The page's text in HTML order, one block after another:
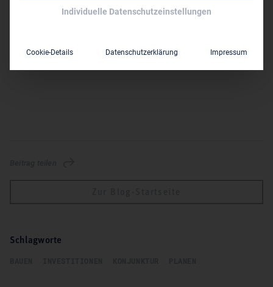
Anforderungen an weitere Schritte, um eine kurzfristige und
Schlagworte
Individuelle Datenschutzeinstellungen
Cookie-Details Datenschutzerklärung Impressum